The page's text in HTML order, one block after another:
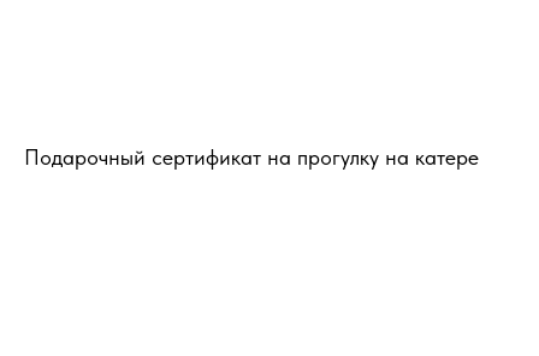
Подарочный сертификат на прогулку на катере